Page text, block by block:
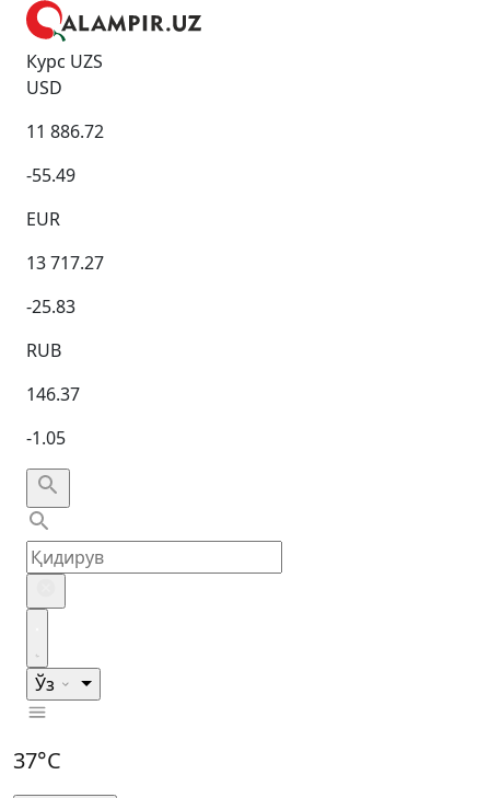
Курс UZS
USD
11 886.72
-55.49
EUR
13 717.27
-25.83
RUB
146.37
-1.05
Ўз
37°C